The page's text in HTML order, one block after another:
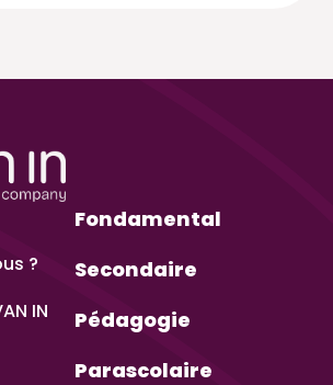
?
IN
Fondamental
Secondaire
Pédagogie
Parascolaire